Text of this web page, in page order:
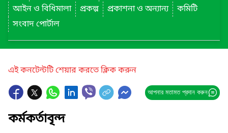
আইন ও বিধিমালা
প্রকল্প প্রকাশনা ও অন্যান্য
কমিটি
সংবাদ পোর্টাল
এই কনটেন্টটি শেয়ার করতে ক্লিক করুন
আপনার মতামত প্রদান করুন
কর্মকর্তাবৃন্দ